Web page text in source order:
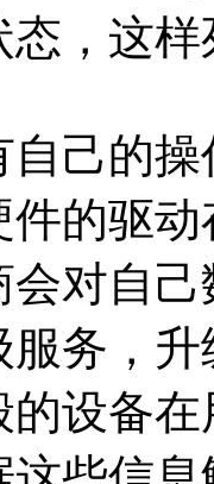
态，这
己的
的驱
对自
务，
设备